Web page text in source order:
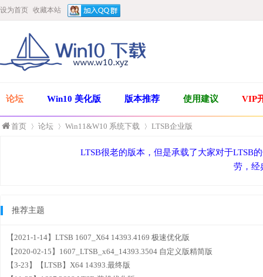
设为首页 收藏本站
论坛 Win10 美化版 版本推荐 使用建议 VIP
首页 论坛 Win11&W10 系统下载 LTSB企业版
LTSB很老的版本，但是承载了大家对于LTSB
劳，经
推荐主题
【2021-1-14】LTSB 1607_X64 14393.4169 极速优化版
【2020-02-15】1607_LTSB_x64_14393.3504 自定义版精简版
【3-23】【LTSB】X64 14393.最终版